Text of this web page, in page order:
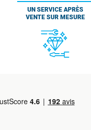
UN SERVICE APRÈS
VENTE SUR MESURE